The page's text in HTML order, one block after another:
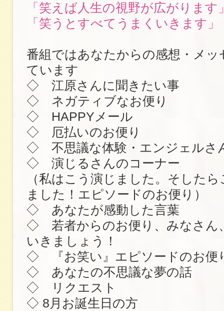
「笑えば人生の視野が広がります
「笑うとすべてうまくいきます」
番組ではあなたからの感想・メッ
ています
◇ 江原さんに聞きたい事
◇ ネガティブなお便り
◇ HAPPYメール
◇ 厄払いのお便り
◇ 不思議な体験・エンジェルさ
◇ 演じるさんのコーナー
（私はこう演じました。そした
ました！エピソードのお便り）
◇ あなたが感動した言葉
◇ 若者からのお便り、みなさん
いきましょう！
◇ 『お笑い』エピソードのお便
◇ あなたの不思議な夢の話
◇ リクエスト
◇ 8月お誕生日の方